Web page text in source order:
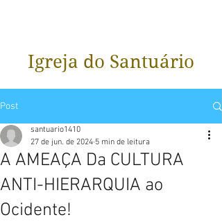
Igreja do Santuário
Post
A AMEAÇA Da CULTURA
ANTI-HIERARQUIA ao
Ocidente!
santuario1410
27 de jun. de 2024 5 min de leitura